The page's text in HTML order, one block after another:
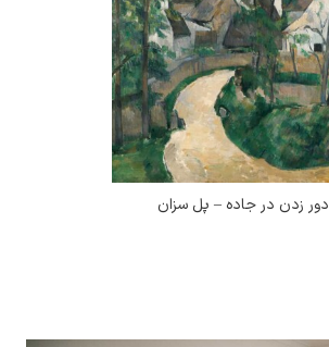
دور زدن در جاده – پل سزان